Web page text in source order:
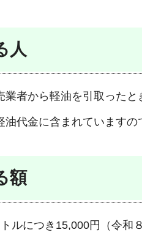
人
業者から軽油を引取った
油代金に含まれています
額
ルにつき15,000円（令和